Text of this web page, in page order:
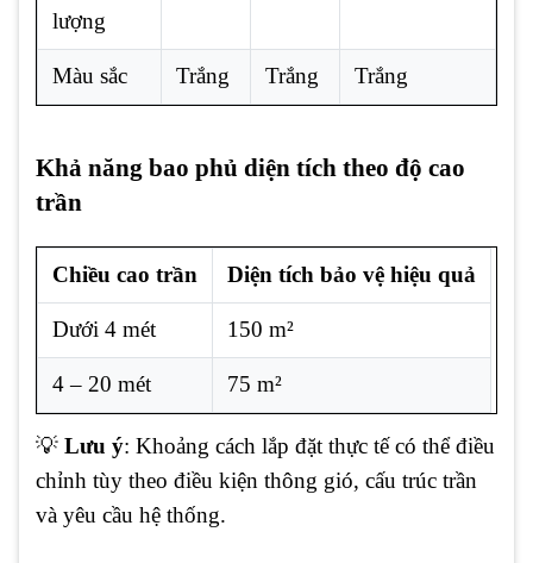
lượng
Màu sắc Trắng Trắng Trắng
Khả năng bao phủ diện tích theo độ cao
trần
Chiều cao trần Diện tích bảo vệ hiệu quả
Dưới 4 mét 150 m²
4 – 20 mét 75 m²
💡 Lưu ý: Khoảng cách lắp đặt thực tế có thể điều
chỉnh tùy theo điều kiện thông gió, cấu trúc trần
và yêu cầu hệ thống.